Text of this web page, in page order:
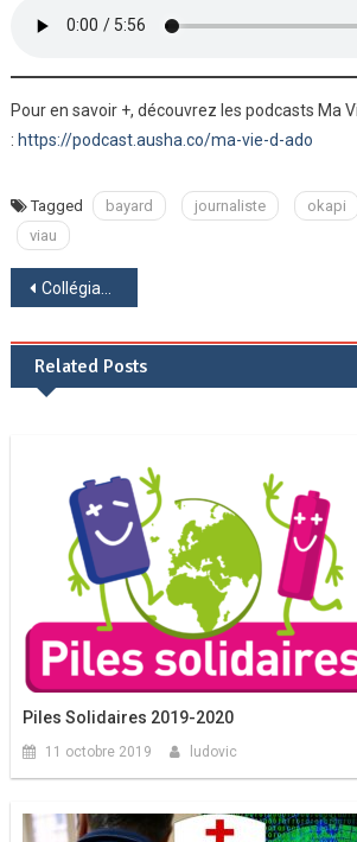
Pour en savoir +, découvrez les podcasts Ma
: https://podcast.ausha.co/ma-vie-d-ado
Tagged bayard journaliste okapi
viau
Navigation
de
l’article
Collégiades des Gourmets 2019-2020
Related Posts
Piles Solidaires 2019-2020
11 octobre 2019 ludovic